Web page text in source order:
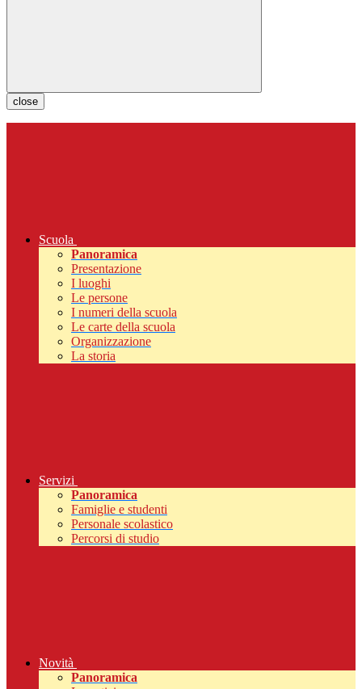
close
Scuola
Panoramica
Presentazione
I luoghi
Le persone
I numeri della scuola
Le carte della scuola
Organizzazione
La storia
Servizi
Panoramica
Famiglie e studenti
Personale scolastico
Percorsi di studio
Novità
Panoramica